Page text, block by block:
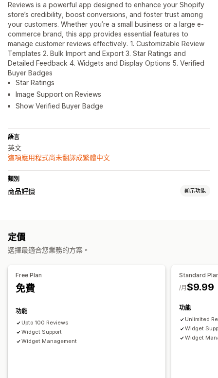
Reviews is a powerful app designed to enhance your Shopify
store’s credibility, boost conversions, and foster trust among
your customers. Whether you’re a small business or a large e-
commerce brand, this app provides essential features to
manage customer reviews effectively. 1. Customizable Review
Templates 2. Bulk Import and Export 3. Star Ratings and
Detailed Feedback 4. Widgets and Display Options 5. Verified
Buyer Badges
Star Ratings
Image Support on Reviews
Show Verified Buyer Badge
語言
英文
這項應用程式尚未翻譯成繁體中文
類別
商品評價 顯示功能
定價
選擇最適合您業務的方案。
Free Plan
免費
功能
Upto 100 Reviews
Widget Support
Widget Management
Standard
$9.99
/月
功能
Unlimited
Widget
Widget